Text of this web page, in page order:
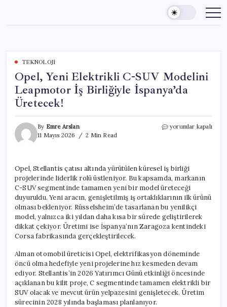
content
TEKNOLOJI
Opel, Yeni Elektrikli C-SUV Modelini
Leapmotor İş Birliğiyle İspanya’da
Üretecek!
By Emre Arslan
11 Mayıs 2026
2 Min Read
Opel,
Modelini
Leapmotor
İş
Birliğiyle
İspanya’da
Üretecek!
için
yorumlar kapalı
Opel, Stellantis çatısı altında yürütülen küresel iş birliği
projelerinde liderlik rolü üstleniyor. Bu kapsamda, markanın
C-SUV segmentinde tamamen yeni bir model üreteceği
duyuruldu. Yeni aracın, genişletilmiş iş ortaklıklarının ilk ürünü
olması bekleniyor. Rüsselsheim’de tasarlanan bu yenilikçi
model, yalnızca iki yıldan daha kısa bir sürede geliştirilerek
dikkat çekiyor. Üretimi ise İspanya’nın Zaragoza kentindeki
Corsa fabrikasında gerçekleştirilecek.
Alman otomobil üreticisi Opel, elektrifikasyon döneminde
öncü olma hedefiyle yeni projelerine hız kesmeden devam
ediyor. Stellantis’in 2026 Yatırımcı Günü etkinliği öncesinde
açıklanan bu kilit proje, C segmentinde tamamen elektrikli bir
SUV olacak ve mevcut ürün yelpazesini genişletecek. Üretim
sürecinin 2028 yılında başlaması planlanıyor.